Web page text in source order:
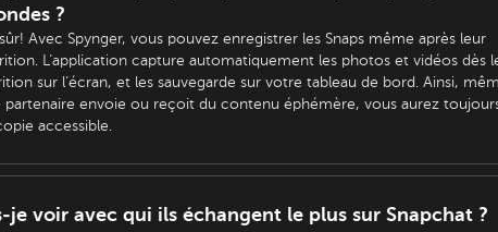
?
Avec Spynger, vous pouvez enregistrer les Snaps même après leur
L’application capture automatiquement les photos et vidéos dès
sur l’écran, et les sauvegarde sur votre tableau de bord. Ainsi,
partenaire envoie ou reçoit du contenu éphémère, vous aurez
accessible.
je voir avec qui ils échangent le plus sur Snapchat ?